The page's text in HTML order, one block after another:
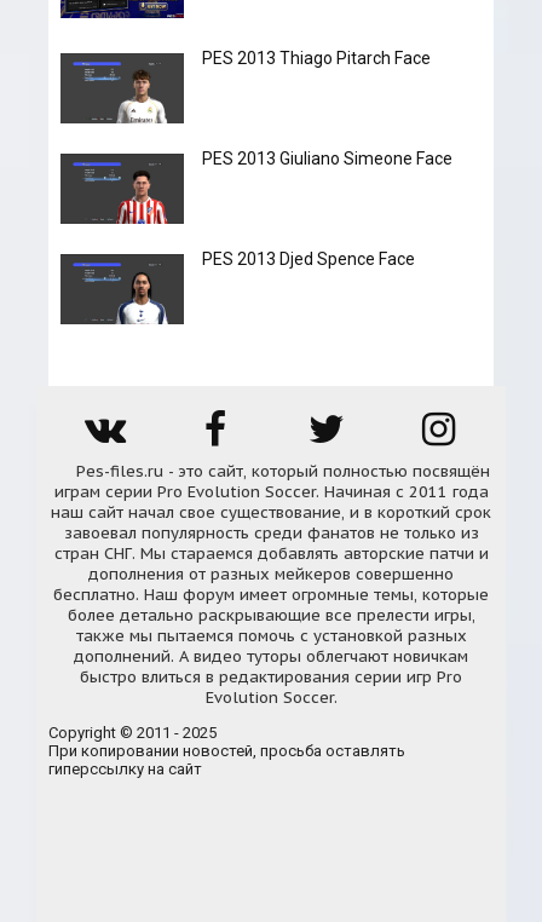
PES 2013 Thiago Pitarch Face
PES 2013 Giuliano Simeone Face
PES 2013 Djed Spence Face
Pes-files.ru - это сайт, который полностью посвящён
играм серии Pro Evolution Soccer. Начиная с 2011 года
наш сайт начал свое существование, и в короткий срок
завоевал популярность среди фанатов не только из
стран СНГ. Мы стараемся добавлять авторские патчи и
дополнения от разных мейкеров совершенно
бесплатно. Наш форум имеет огромные темы, которые
более детально раскрывающие все прелести игры,
также мы пытаемся помочь с установкой разных
дополнений. А видео туторы облегчают новичкам
быстро влиться в редактирования серии игр Pro
Evolution Soccer.
Copyright © 2011 - 2025
При копировании новостей, просьба оставлять
гиперссылку на сайт